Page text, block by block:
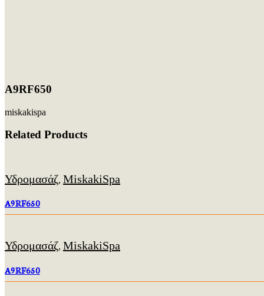
A9RF650
miskakispa
Related Products
Υδρομασάζ, MiskakiSpa
A9RF650
Υδρομασάζ, MiskakiSpa
A9RF650